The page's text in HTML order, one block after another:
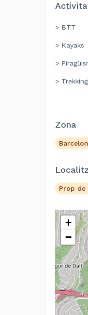
> BTT
> Kayaks
>
> Trekking
Zona
Prop
+
−